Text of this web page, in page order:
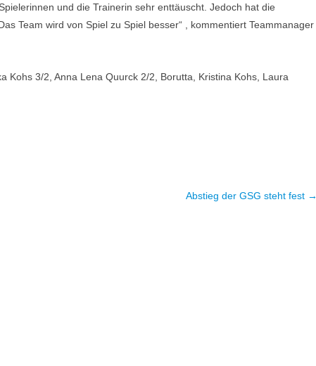
und die Trainerin sehr enttäuscht. Jedoch hat die
Team wird von Spiel zu Spiel besser“ , kommentiert Teammanager
Kohs 3/2, Anna Lena Quurck 2/2, Borutta, Kristina Kohs, Laura
Abstieg der GSG steht fest →